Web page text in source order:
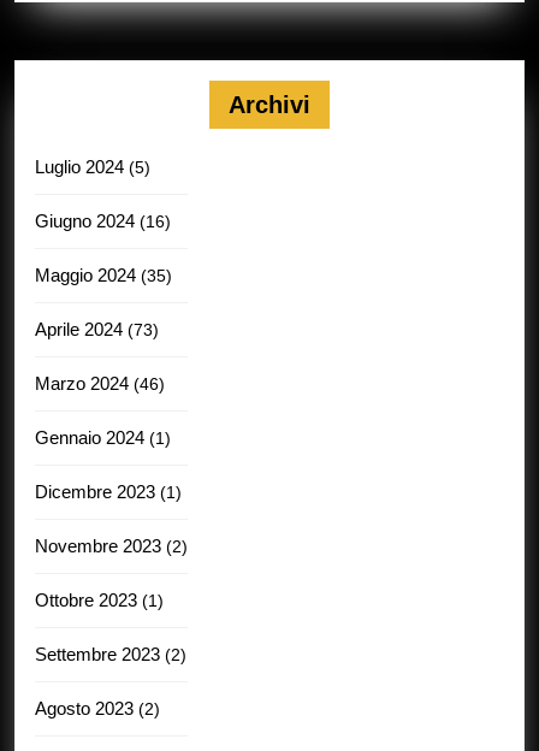
Archivi
Luglio 2024 (5)
Giugno 2024 (16)
Maggio 2024 (35)
Aprile 2024 (73)
Marzo 2024 (46)
Gennaio 2024 (1)
Dicembre 2023 (1)
Novembre 2023 (2)
Ottobre 2023 (1)
Settembre 2023 (2)
Agosto 2023 (2)